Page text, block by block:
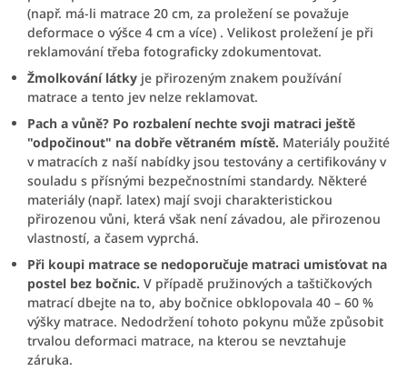
(např. má-li matrace 20 cm, za proležení se považuje
deformace o výšce 4 cm a více) . Velikost proležení je při
reklamování třeba fotograficky zdokumentovat.
Žmolkování látky je přirozeným znakem používání
matrace a tento jev nelze reklamovat.
Pach a vůně? Po rozbalení nechte svoji matraci ještě
"odpočinout" na dobře větraném místě. Materiály použité
v matracích z naší nabídky jsou testovány a certifikovány v
souladu s přísnými bezpečnostními standardy. Některé
materiály (např. latex) mají svoji charakteristickou
přirozenou vůni, která však není závadou, ale přirozenou
vlastností, a časem vyprchá.
Při koupi matrace se nedoporučuje matraci umisťovat na
postel bez bočnic. V případě pružinových a taštičkových
matrací dbejte na to, aby bočnice obklopovala 40 – 60 %
výšky matrace. Nedodržení tohoto pokynu může způsobit
trvalou deformaci matrace, na kterou se nevztahuje
záruka.